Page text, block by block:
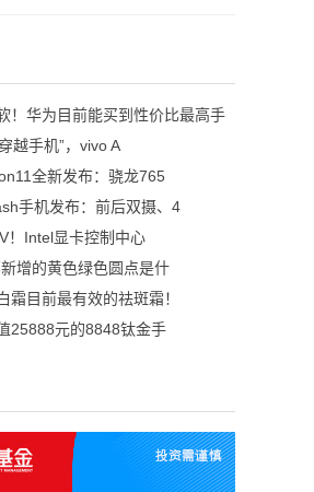
！华为目前能买到性价比最高手
越手机”，vivo A
全新发布：骁龙765
手机发布：前后双摄、4
！Intel显卡控制中心
增的黄色绿色圆点是什
霜目前最有效的祛斑霜！
25888元的8848钛金手